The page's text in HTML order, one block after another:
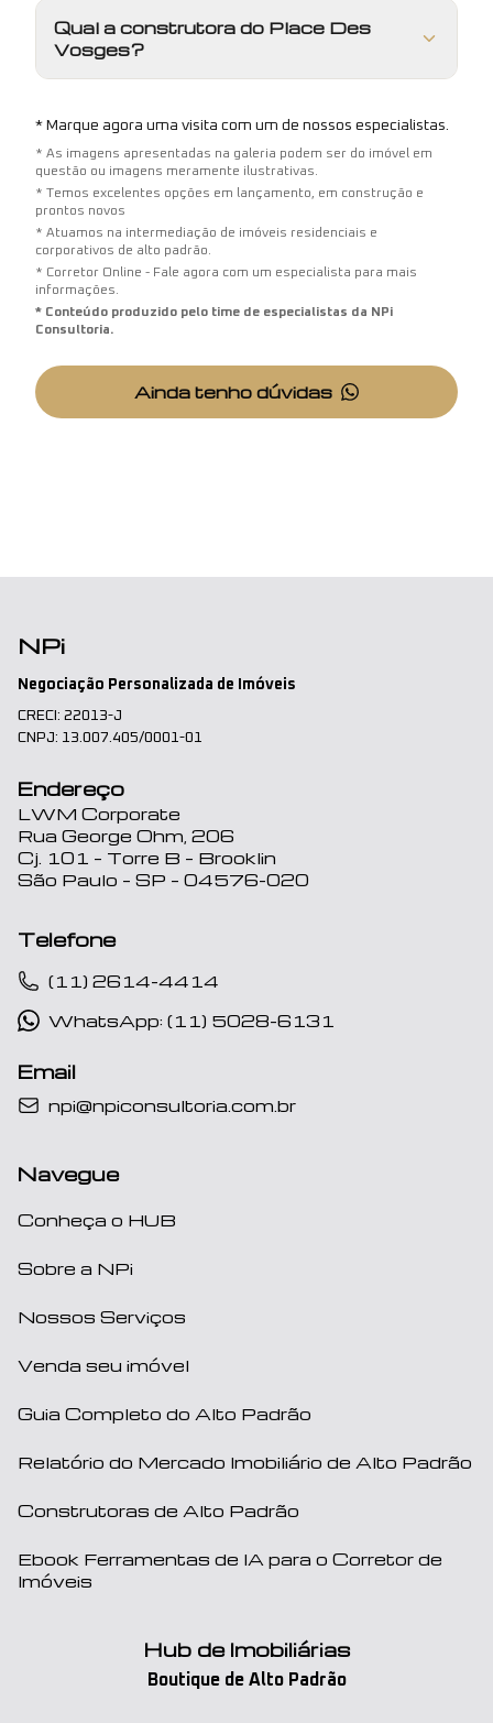
Qual a construtora do Place Des
Vosges?
* Marque agora uma visita com um de nossos especialistas.
* As imagens apresentadas na galeria podem ser do imóvel em
questão ou imagens meramente ilustrativas.
* Temos excelentes opções em lançamento, em construção e
prontos novos
* Atuamos na intermediação de imóveis residenciais e
corporativos de alto padrão.
* Corretor Online - Fale agora com um especialista para mais
informações.
* Conteúdo produzido pelo time de especialistas da NPi
Consultoria.
Ainda tenho dúvidas
NPi
Negociação Personalizada de Imóveis
CRECI: 22013-J
CNPJ: 13.007.405/0001-01
Endereço
LWM Corporate
Rua George Ohm, 206
Cj. 101 – Torre B – Brooklin
São Paulo – SP – 04576-020
Telefone
(11) 2614-4414
WhatsApp: (11) 5028-6131
Email
npi@npiconsultoria.com.br
Navegue
Conheça o HUB
Sobre a NPi
Nossos Serviços
Venda seu imóvel
Guia Completo do Alto Padrão
Relatório do Mercado Imobiliário de Alto Padrão
Construtoras de Alto Padrão
Ebook Ferramentas de IA para o Corretor de
Imóveis
Hub de Imobiliárias
Boutique de Alto Padrão